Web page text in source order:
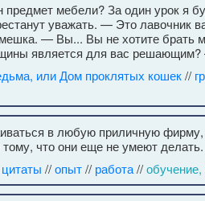
предмет мебели? За один урок я
уважать. — Это лавочник
— Вы... Вы не хотите брать
является для вас решающим?
или Дом проклятых кошек//
в любую приличную фирму,
что они еще не умеют делать.
//опыт// работа//